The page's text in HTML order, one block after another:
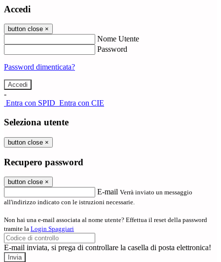
Accedi
button close ×
Nome Utente
Password
Password dimenticata?
-
Entra con SPID Entra con CIE
Seleziona utente
button close ×
Recupero password
button close ×
E-mail Verrà inviato un messaggio
all'indirizzo indicato con le istruzioni necessarie.
Non hai una e-mail associata al nome utente? Effettua il reset della password
tramite la Login Spaggiari
E-mail inviata, si prega di controllare la casella di posta elettronica!